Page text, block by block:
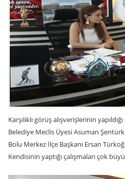
Karşılıklı görüş alışverişlerinin
Belediye Meclis Üyesi Asuman
Bolu Merkez İlçe Başkanı Ersan
Kendisinin yaptığı çalışmaları çok